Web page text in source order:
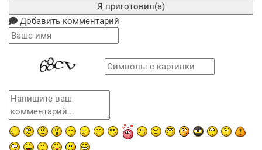
Я приготовил(а)
Добавить комментарий